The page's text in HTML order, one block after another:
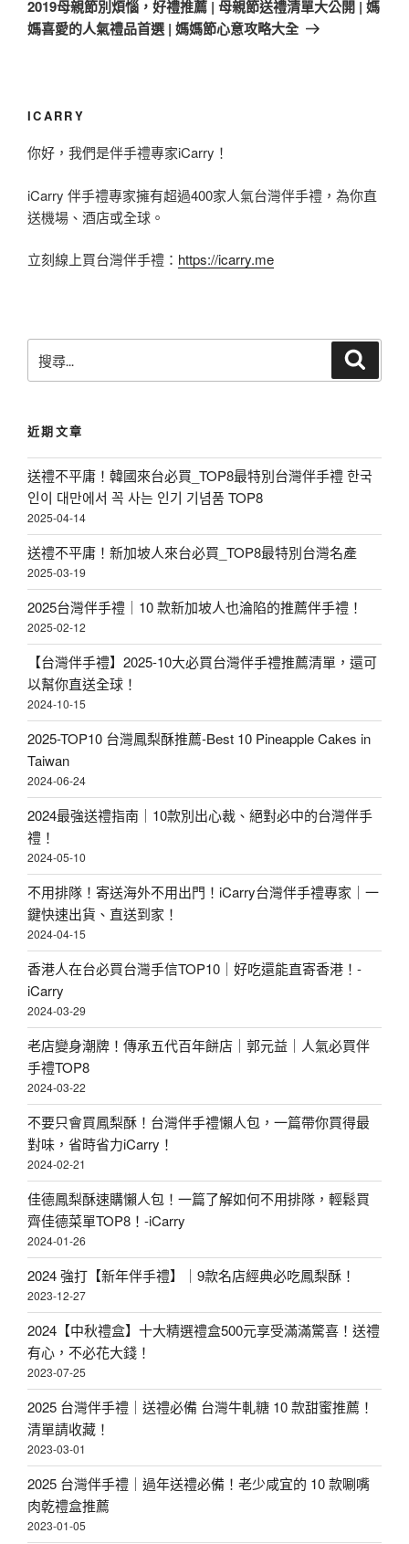
篇
2019母親節別煩惱，好禮推薦 | 母親節送禮清單大公開 | 媽
媽喜愛的人氣禮品首選 | 媽媽節心意攻略大全
ICARRY
你好，我們是伴手禮專家iCarry！
iCarry 伴手禮專家擁有超過400家人氣台灣伴手禮，為你直
送機場、酒店或全球。
立刻線上買台灣伴手禮： https://icarry.me
尋
字
:
近期文章
送禮不平庸！韓國來台必買_TOP8最特別台灣伴手禮 한국
인이 대만에서 꼭 사는 인기 기념품 TOP8
2025-04-14
送禮不平庸！新加坡人來台必買_TOP8最特別台灣名產
2025-03-19
2025台灣伴手禮｜10 款新加坡人也淪陷的推薦伴手禮！
2025-02-12
【台灣伴手禮】2025-10大必買台灣伴手禮推薦清單，還可
以幫你直送全球！
2024-10-15
2025-TOP10 台灣鳳梨酥推薦-Best 10 Pineapple Cakes in
Taiwan
2024-06-24
2024最強送禮指南｜10款別出心裁、絕對必中的台灣伴手
禮！
2024-05-10
不用排隊！寄送海外不用出門！iCarry台灣伴手禮專家｜一
鍵快速出貨、直送到家！
2024-04-15
香港人在台必買台灣手信TOP10｜好吃還能直寄香港！-
iCarry
2024-03-29
老店變身潮牌！傳承五代百年餅店｜郭元益｜人氣必買伴
手禮TOP8
2024-03-22
不要只會買鳳梨酥！台灣伴手禮懶人包，一篇帶你買得最
對味，省時省力iCarry！
2024-02-21
佳德鳳梨酥速購懶人包！一篇了解如何不用排隊，輕鬆買
齊佳德菜單TOP8！-iCarry
2024-01-26
2024 強打【新年伴手禮】｜9款名店經典必吃鳳梨酥！
2023-12-27
2024【中秋禮盒】十大精選禮盒500元享受滿滿驚喜！送禮
有心，不必花大錢！
2023-07-25
2025 台灣伴手禮｜送禮必備 台灣牛軋糖 10 款甜蜜推薦！
清單請收藏！
2023-03-01
2025 台灣伴手禮｜過年送禮必備！老少咸宜的 10 款唰嘴
肉乾禮盒推薦
2023-01-05